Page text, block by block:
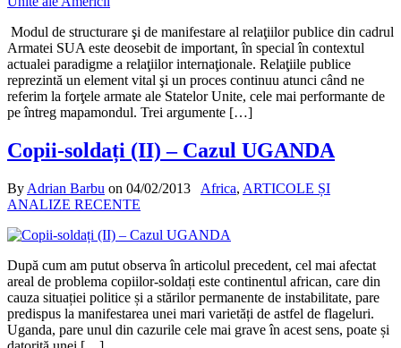
Modul de structurare şi de manifestare al relaţiilor publice din cadrul
Armatei SUA este deosebit de important, în special în contextul
actualei paradigme a relaţiilor internaţionale. Relaţiile publice
reprezintă un element vital şi un proces continuu atunci când ne
referim la forţele armate ale Statelor Unite, cele mai performante de
pe întreg mapamondul. Trei argumente […]
Copii-soldați (II) – Cazul UGANDA
By Adrian Barbu on 04/02/2013 Africa, ARTICOLE ȘI
ANALIZE RECENTE
După cum am putut observa în articolul precedent, cel mai afectat
areal de problema copiilor-soldați este continentul african, care din
cauza situației politice și a stărilor permanente de instabilitate, pare
predispus la manifestarea unei mari varietăți de astfel de flageluri.
Uganda, pare unul din cazurile cele mai grave în acest sens, poate și